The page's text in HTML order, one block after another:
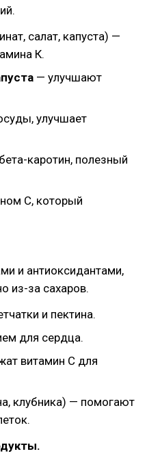
салат, капуста) —
К.
— улучшают
улучшает
каротин, полезный
С, который
и антиоксидантами,
из-за сахаров.
и пектина.
для сердца.
витамин С для
клубника) — помогают